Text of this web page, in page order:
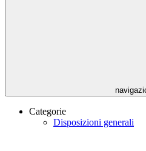
Categorie
Disposizioni generali